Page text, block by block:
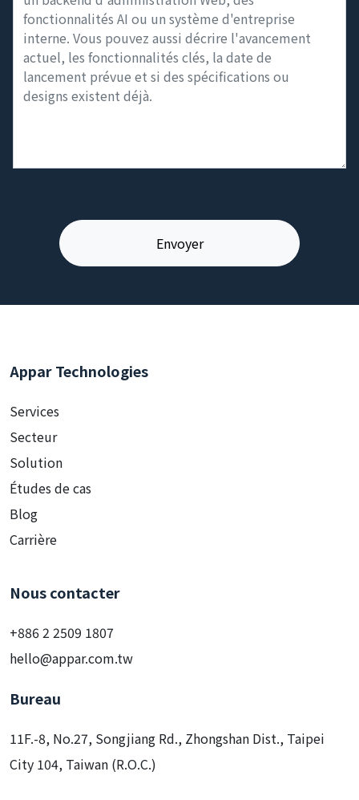
Services
Secteur
Solution
Études de cas
Blog
+886 2 2509 1807
11F.-8, No.27, Songjiang Rd., Zhongshan Dist., Taipei